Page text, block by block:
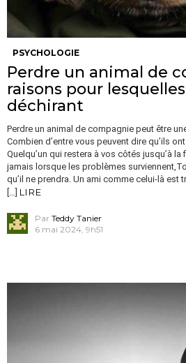
PSYCHOLOGIE
Perdre un animal de
raisons pour
déchirant
Perdre un animal de compagnie peut être
Combien d’entre vous peuvent dire qu’ils
Quelqu’un qui restera à vos côtés jusqu’à
jamais lorsque les problèmes
qu’il ne prendra. Un ami comme celui-là est
[…] LIRE
Par Teddy Tanier
6 mai 2024, 9h51